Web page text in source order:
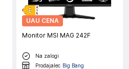
UAU CENA
Monitor MSI MAG 242F
Na zalogi
Prodajalec Big Bang